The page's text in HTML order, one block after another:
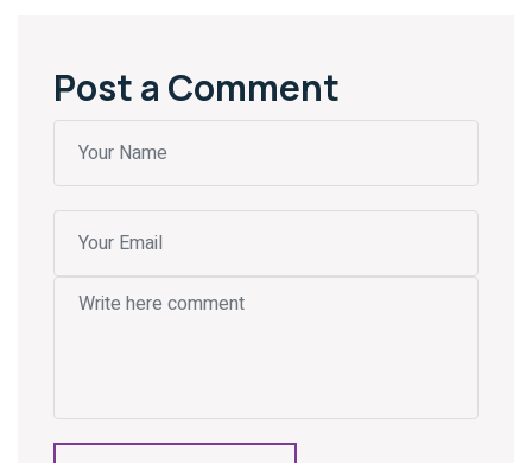
Post a Comment